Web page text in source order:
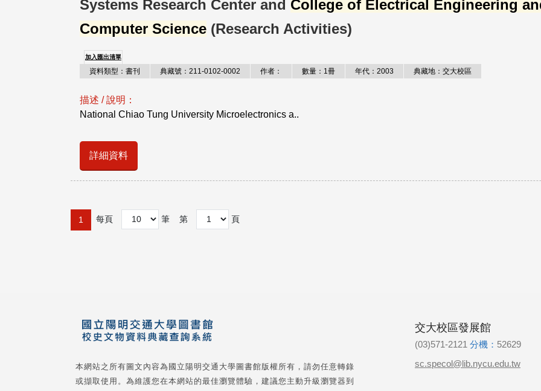
Systems Research Center and College of Electrical Engineering
Computer Science (Research Activities)
加入匯出清單
資料類型：書刊 典藏號：211-0102-0002 作者： 數量：1冊 年代：2003 典藏地：交大校區
描述 / 說明：
National Chiao Tung University Microelectronics a..
詳細資料
1 每頁 筆 第 頁
本網站之所有圖文內容為國立陽明交通大學圖書館版權所有，請勿任意轉錄
或擷取使用。為維護您在本網站的最佳瀏覽體驗，建議您主動升級瀏覽器到
交大校區發展館
(03)571-2121 分機： 52629
sc.specol@lib.nycu.edu.tw